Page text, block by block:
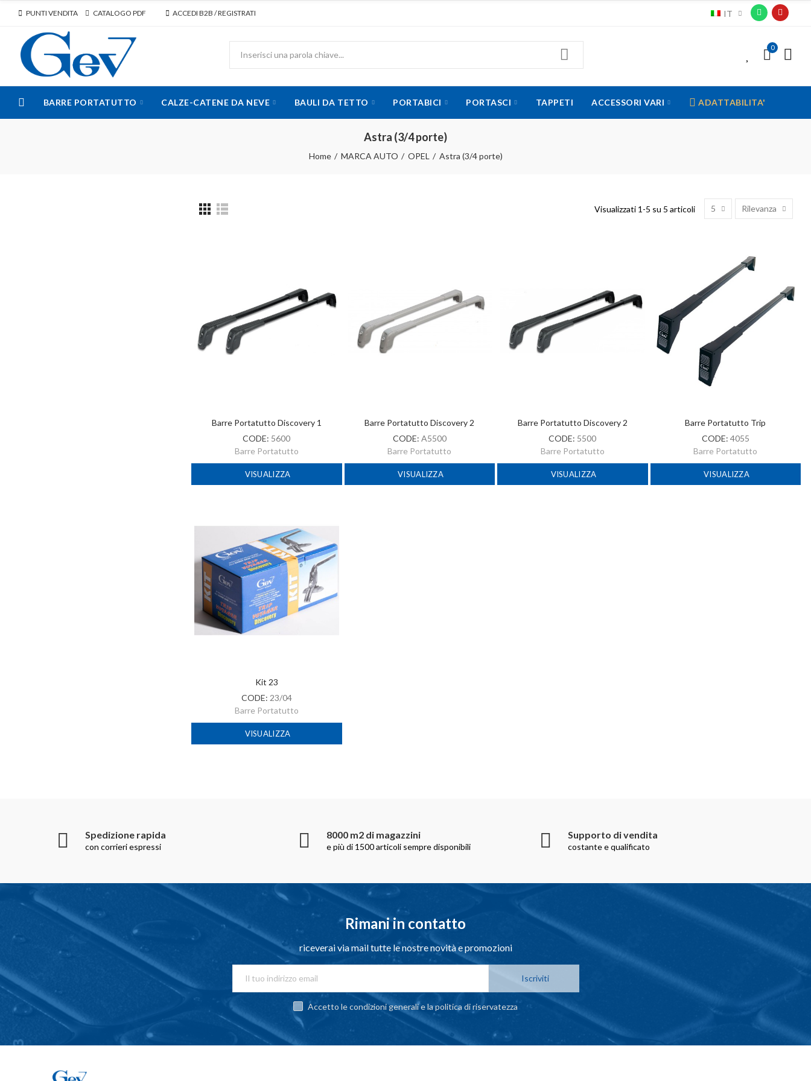
PUNTI VENDITA CATALOGO PDF ACCEDI B2B / REGISTRATI IT
0
BARRE PORTATUTTO CALZE-CATENE DA NEVE BAULI DA TETTO PORTABICI PORTASCI TAPPETI ACCESSORI VARI ADATTABILITA'
Astra (3/4 porte)
Home MARCA AUTO OPEL Astra (3/4 porte)
Visualizzati 1-5 su 5 articoli 5 Rilevanza
Barre Portatutto Discovery 1
CODE: 5600
Barre Portatutto
VISUALIZZA
Barre Portatutto Discovery 2
CODE: A5500
Barre Portatutto
VISUALIZZA
Barre Portatutto Discovery 2
CODE: 5500
Barre Portatutto
VISUALIZZA
Barre Portatutto Trip
CODE: 4055
Barre Portatutto
VISUALIZZA
Kit 23
CODE: 23/04
Barre Portatutto
VISUALIZZA
Spedizione rapida
con corrieri espressi
8000 m2 di magazzini
e più di 1500 articoli sempre disponibili
Supporto di vendita
costante e qualificato
Rimani in contatto
riceverai via mail tutte le nostre novità e promozioni
Iscriviti
Accetto le condizioni generali e la politica di riservatezza